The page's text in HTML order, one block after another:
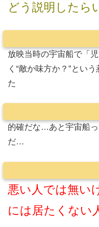
どう説明したら
放映当時の宇宙船で「
く“敵か味方か？”とい
た
的確だな…あと宇宙船
だ…
悪い人では無い
には居たくない